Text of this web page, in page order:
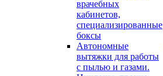
врачебных
кабинетов,
специализированные
боксы
Автономные
вытяжки для работы
с пылью и газами.